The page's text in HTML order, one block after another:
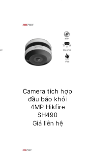
Camera tích hợp
đầu báo khói
4MP Hikfire
SH490
Giá liên hệ